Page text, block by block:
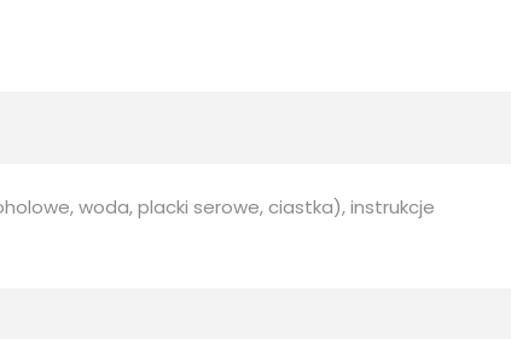
woda, placki serowe, ciastka), instrukcje